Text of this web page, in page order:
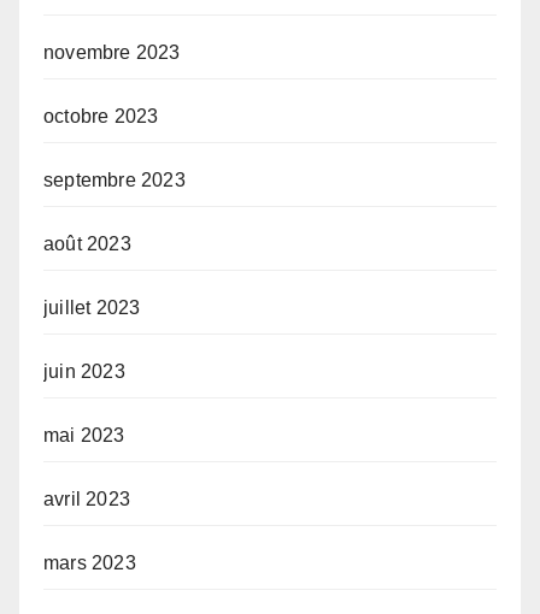
novembre 2023
octobre 2023
septembre 2023
août 2023
juillet 2023
juin 2023
mai 2023
avril 2023
mars 2023